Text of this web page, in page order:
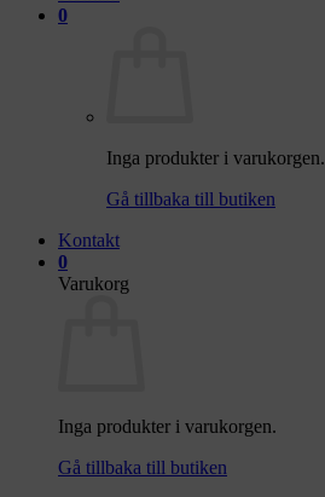
0
Inga produkter i varukorgen.
Gå tillbaka till butiken
Kontakt
0
Varukorg
Inga produkter i varukorgen.
Gå tillbaka till butiken